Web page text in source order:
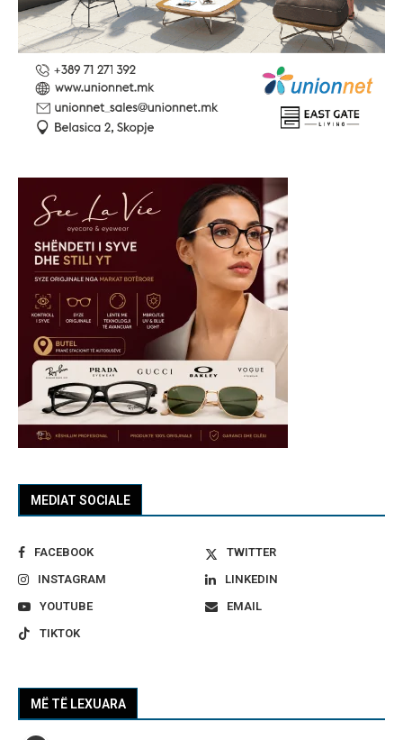
MEDIAT SOCIALE
FACEBOOK
TWITTER
INSTAGRAM
LINKEDIN
YOUTUBE
EMAIL
TIKTOK
MË TË LEXUARA